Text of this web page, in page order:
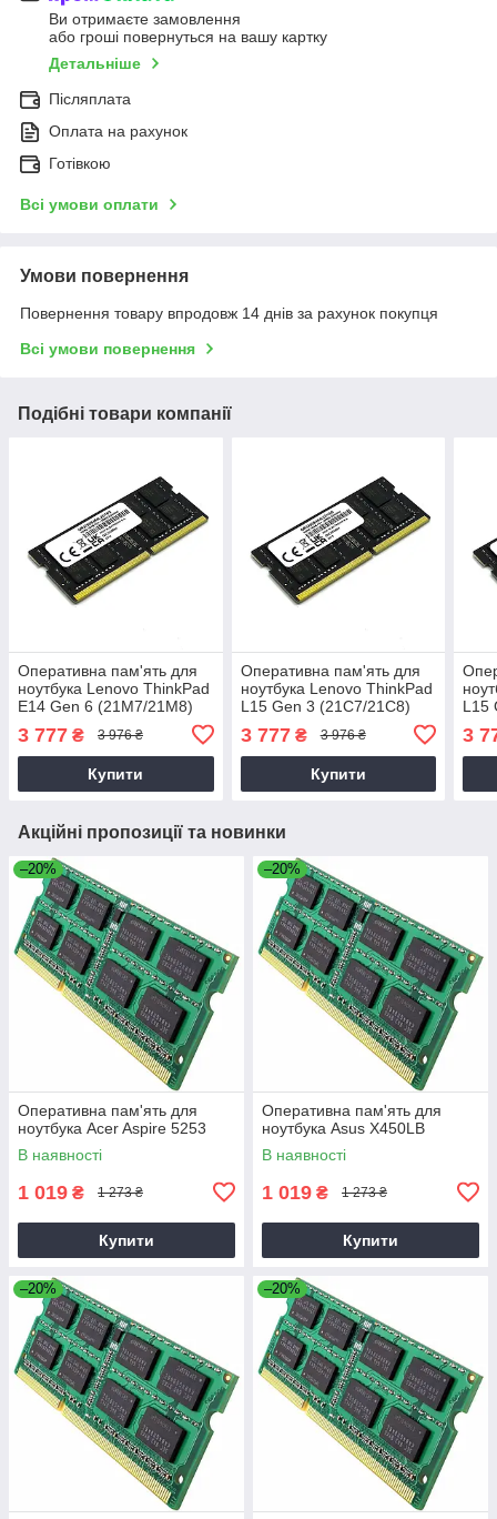
Ви отримаєте замовлення
або гроші повернуться на вашу картку
Детальніше
Післяплата
Оплата на рахунок
Готівкою
Всі умови оплати
Умови повернення
Повернення товару впродовж 14 днів за рахунок покупця
Всі умови повернення
Подібні товари компанії
Оперативна пам'ять для
ноутбука Lenovo ThinkPad
E14 Gen 6 (21M7/21M8)
3 777 ₴ 3 976 ₴
Купити
Оперативна пам'ять для
ноутбука Lenovo ThinkPad
L15 Gen 3 (21C7/21C8)
3 777₴ 3 976 ₴
Купити
L15
3
Акційні пропозиції та новинки
–20%
Оперативна пам'ять для
ноутбука Acer Aspire 5253
В наявності
1 019 ₴ 1 273 ₴
Купити
–20%
Оперативна пам'ять для
ноутбука Asus X450LB
В наявності
1 019 ₴ 1 273 ₴
Купити
–20% –20%